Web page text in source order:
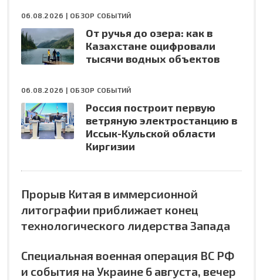
06.08.2026 | ОБЗОР СОБЫТИЙ
От ручья до озера: как в
Казахстане оцифровали
тысячи водных объектов
06.08.2026 | ОБЗОР СОБЫТИЙ
Россия построит первую
ветряную электростанцию в
Иссык-Кульской области
Киргизии
Прорыв Китая в иммерсионной
литографии приближает конец
технологического лидерства Запада
Специальная военная операция ВС РФ
и события на Украине 6 августа, вечер